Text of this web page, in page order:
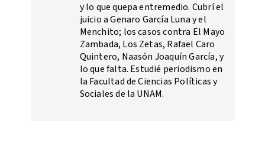
y lo que quepa entremedio. Cubrí el
juicio a Genaro García Luna y el
Menchito; los casos contra El Mayo
Zambada, Los Zetas, Rafael Caro
Quintero, Naasón Joaquín García, y
lo que falta. Estudié periodismo en
la Facultad de Ciencias Políticas y
Sociales de la UNAM.